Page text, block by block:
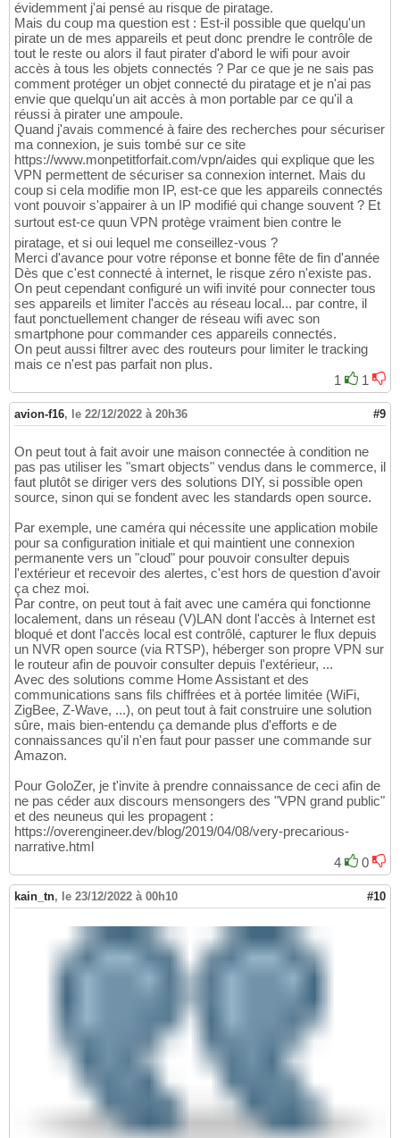
évidemment j'ai pensé au risque de piratage.
Mais du coup ma question est : Est-il possible que quelqu'un
pirate un de mes appareils et peut donc prendre le contrôle de
tout le reste ou alors il faut pirater d'abord le wifi pour avoir
accès à tous les objets connectés ? Par ce que je ne sais pas
comment protéger un objet connecté du piratage et je n'ai pas
envie que quelqu'un ait accès à mon portable par ce qu'il a
réussi à pirater une ampoule.
Quand j'avais commencé à faire des recherches pour sécuriser
ma connexion, je suis tombé sur ce site
https://www.monpetitforfait.com/vpn/aides qui explique que les
VPN permettent de sécuriser sa connexion internet. Mais du
coup si cela modifie mon IP, est-ce que les appareils connectés
vont pouvoir s'appairer à un IP modifié qui change souvent ? Et
surtout est-ce quun VPN protège vraiment bien contre le
piratage, et si oui lequel me conseillez-vous ?
Merci d'avance pour votre réponse et bonne fête de fin d'année
Dès que c'est connecté à internet, le risque zéro n'existe pas.
On peut cependant configuré un wifi invité pour connecter tous
ses appareils et limiter l'accès au réseau local... par contre, il
faut ponctuellement changer de réseau wifi avec son
smartphone pour commander ces appareils connectés.
On peut aussi filtrer avec des routeurs pour limiter le tracking
mais ce n'est pas parfait non plus.
1
1
avion-f16, le 22/12/2022 à 20h36 #9
On peut tout à fait avoir une maison connectée à condition ne
pas pas utiliser les "smart objects" vendus dans le commerce, il
faut plutôt se diriger vers des solutions DIY, si possible open
source, sinon qui se fondent avec les standards open source.
Par exemple, une caméra qui nécessite une application mobile
pour sa configuration initiale et qui maintient une connexion
permanente vers un "cloud" pour pouvoir consulter depuis
l'extérieur et recevoir des alertes, c'est hors de question d'avoir
ça chez moi.
Par contre, on peut tout à fait avec une caméra qui fonctionne
localement, dans un réseau (V)LAN dont l'accès à Internet est
bloqué et dont l'accès local est contrôlé, capturer le flux depuis
un NVR open source (via RTSP), héberger son propre VPN sur
le routeur afin de pouvoir consulter depuis l'extérieur, ...
Avec des solutions comme Home Assistant et des
communications sans fils chiffrées et à portée limitée (WiFi,
ZigBee, Z-Wave, ...), on peut tout à fait construire une solution
sûre, mais bien-entendu ça demande plus d'efforts e de
connaissances qu'il n'en faut pour passer une commande sur
Amazon.
Pour GoloZer, je t'invite à prendre connaissance de ceci afin de
ne pas céder aux discours mensongers des "VPN grand public"
et des neuneus qui les propagent :
https://overengineer.dev/blog/2019/04/08/very-precarious-
narrative.html
4
0
kain_tn, le 23/12/2022 à 00h10 #10